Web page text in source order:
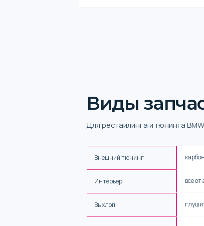
Виды
Для рестайлинга и тюнинга
Внешний тюнинг
Интерьер все
Выхлоп